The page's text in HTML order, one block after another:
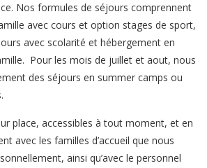
Nos formules de séjours comprennent
avec cours et option stages de sport,
avec scolarité et hébergement en
Pour les mois de juillet et aout, nous
des séjours en summer camps ou
place, accessibles à tout moment, et en
avec les familles d’accueil que nous
ainsi qu’avec le personnel